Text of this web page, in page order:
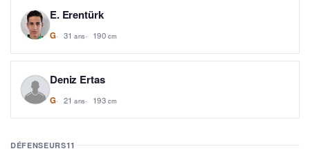
E. Erentürk
G 31 ans 190 cm
Deniz Ertas
G 21 ans 193 cm
DÉFENSEURS11